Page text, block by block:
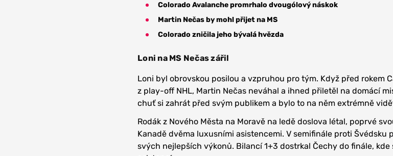
Colorado Avalanche promrhalo dvougólový náskok
Martin Nečas by mohl přijet na MS
Colorado zničila jeho bývalá hvězda
Loni na MS Nečas zářil
Loni byl obrovskou posilou a vzpruhou pro tým. Když před rokem
z play-off NHL, Martin Nečas neváhal a ihned přiletěl na domácí
chuť si zahrát před svým publikem a bylo to na něm extrémně
Rodák z Nového Města na Moravě na ledě doslova létal, poprvé
Kanadě dvěma luxusními asistencemi. V semifinále proti Švédsku
svých nejlepších výkonů. Bilancí 1+3 dostrkal Čechy do finále,